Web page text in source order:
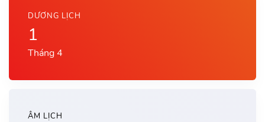
DƯƠNG LỊCH
1
Tháng 4
ÂM LỊCH